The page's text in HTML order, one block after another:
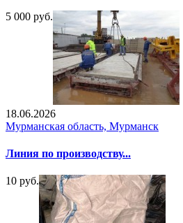
5 000 руб.
18.06.2026
Мурманская область, Мурманск
Линия по производству...
10 руб.